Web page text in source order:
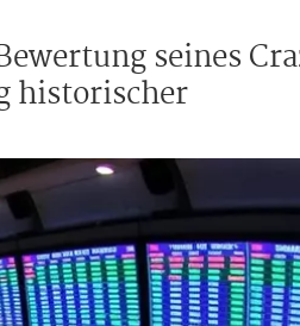
seines
historischer